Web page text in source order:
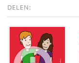
DELEN: